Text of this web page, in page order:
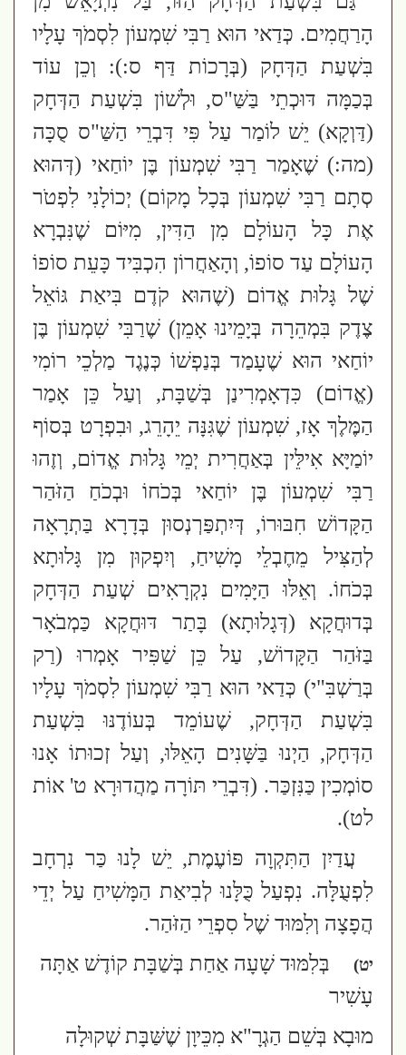
הָרַחֲמִים.כְּדַאי הוּא רַבִּי שִׁמְעוֹן לִסְמֹךְ עָלָיו
בִּשְׁעַת הַדְּחָק (בְּרָכוֹת דַּף ס:): וְכֵן עוֹד
בְּכַמָּה דּוּכְתֵי בַּשַּׁ"ס, וּלְשׁוֹן בִּשְׁעַת הַדְּחָק
(דַּוְקָא)יֵשׁ לוֹמַר עַל פִּי דִּבְרֵי הַשַּׁ"ס סֻכָּה
(מה:)שֶׁאָמַר רַבִּי שִׁמְעוֹן בֶּן יוֹחַאי(דְּהוּא
סְתָם רַבִּי שִׁמְעוֹן בְּכָל מָקוֹם)יְכוֹלָנִי לִפְטֹר
אֶת כָּל הָעוֹלָם מִן הַדִּין, מִיּוֹם שֶׁנִּבְרָא
הָעוֹלָם עַד סוֹפוֹ, וְהָאַחֲרוֹן הִכְבִּיד כָּעֵת סוֹפוֹ
שֶׁל גָּלוּת אֱדוֹם (שֶׁהוּא קֹדֶם בִּיאַת גּוֹאֵל
צֶדֶק בִּמְהֵרָה בְּיָמֵינוּ אָמֵן)שֶׁרַבִּי שִׁמְעוֹן בֶּן
יוֹחַאי הוּא שֶׁעָמַד בְּנַפְשׁוֹ כְּנֶגֶד מַלְכֵי רוֹמִי
(אֱדוֹם)כִּדְאָמְרִינַן בְּשַׁבָּת, וְעַל כֵּן אָמַר
הַמֶּלֶךְ אָז, שִׁמְעוֹן שֶׁגִּנָּה יֵהָרֵג, וּבִפְרָט בְּסוֹף
יוֹמַיָּא אִילֵּין בְּאַחֲרִית יְמֵי גָּלוּת אֱדוֹם, וְזֶהוּ
רַבִּי שִׁמְעוֹן בֶּן יוֹחַאי בְּכֹחוֹ וּבְכֹחַ הַזֹּהַר
הַקָּדוֹשׁ חִבּוּרוֹ, דְּיִתְפַּרְנְסוּן בְּדָרָא בַּתְרָאָה
לְהַצִּיל מֵחֶבְלֵי מָשִׁיחַ, וְיִפְקוּן מִן גָּלוּתָא
בְּכֹחוֹ. וְאֵלּוּ הַיָּמִים נִקְרָאִים שְׁעַת הַדְּחָק
בְּדוּחֲקָא (דְּגָלוּתָא)בָּתַר דּוּחֲקָא כַּמְבֹאָר
בַּזֹּהַר הַקָּדוֹשׁ, עַל כֵּן שַׁפִּיר אָמְרוּ (רַק
בְּרַשְׁבִּ"י)כְּדַאי הוּא רַבִּי שִׁמְעוֹן לִסְמֹךְ עָלָיו
בִּשְׁעַת הַדְּחָק, שֶׁעוֹמֵד בְּעוֹדֶנּוּ בִּשְׁעַת
הַדְּחָק, הַיְנוּ בַּשָּׁנִים הָאֵלּוּ, וְעַל זְכוּתוֹ אָנוּ
סוֹמְכִין כַּנִּזְכַּר.(דִּבְרֵי תּוֹרָה מַהֲדוּרָא ט' אוֹת
לט).
עֲדַיִן הַתִּקְוָה פּוֹעֶמֶת, יֵשׁ לָנוּ כַּר נִרְחָב
לִפְעֻלָּה. נִפְעַל כֻּלָּנוּ לְבִיאַת הַמָּשִׁיחַ עַל יְדֵי
הֲפָצָה וְלִמּוּד שֶׁל סִפְרֵי הַזֹּהַר.
יט)
בְּלִמּוּד שָׁעָה אַחַת בְּשַׁבָּת קוֹדֶשׁ אַתָּה
עָשִׁיר
מוּבָא בְּשֵׁם הַגְרָ"א מִכֵּיוָן שֶׁשַּׁבָּת שְׁקוּלָה